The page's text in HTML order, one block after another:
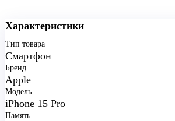
Характеристики
Тип товара
Смартфон
Бренд
Apple
Модель
iPhone 15 Pro
Память